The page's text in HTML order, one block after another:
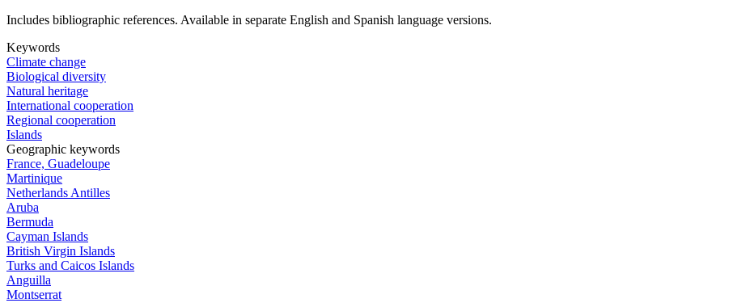
Includes bibliographic references. Available in separate English and Spanish language versions.
Keywords
Climate change
Biological diversity
Natural heritage
International cooperation
Regional cooperation
Islands
Geographic keywords
France, Guadeloupe
Martinique
Netherlands Antilles
Aruba
Bermuda
Cayman Islands
British Virgin Islands
Turks and Caicos Islands
Anguilla
Montserrat